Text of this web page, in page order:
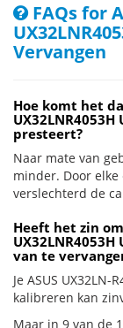
FAQs for
Vervangen
Hoe komt het
presteert?
Naar mate van
minder. Door
verslechterd de
Heeft het zin om
van te
Je ASUS UX32LN-
kalibreren kan
Maar in 9 van de